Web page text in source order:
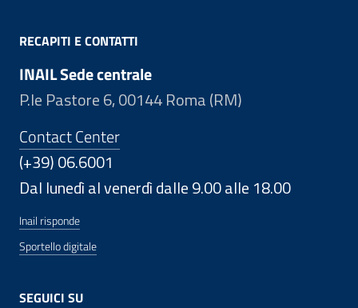
RECAPITI E CONTATTI
INAIL Sede centrale
P.le Pastore 6, 00144 Roma (RM)
Contact Center
(+39) 06.6001
Dal lunedì al venerdì dalle 9.00 alle 18.00
Inail risponde
Sportello digitale
SEGUICI SU